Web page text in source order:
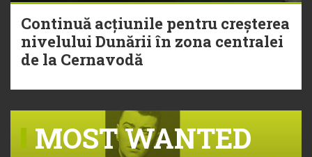
Continuă acțiunile pentru creșterea
nivelului Dunării în zona centralei
de la Cernavodă
MOST WANTED